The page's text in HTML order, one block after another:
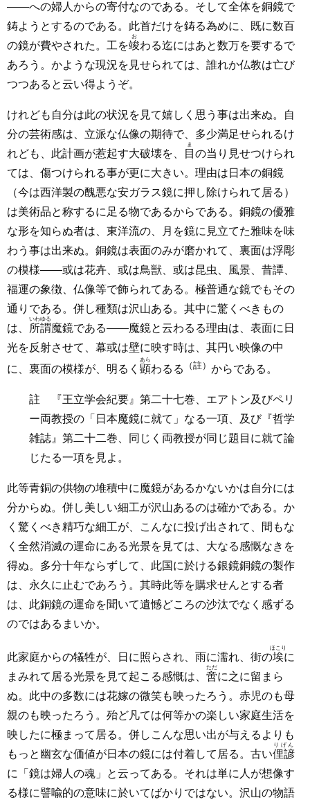
――への婦人からの寄付なのである。そして全体を銅鏡で
鋳ようとするのである。此首だけを鋳る為めに、既に数百
の鏡が費やされた。工を竣
お
わる迄にはあと数万を要するで
あろう。かような現況を見せられては、誰れか仏教は亡び
つつあると云い得ようぞ。
けれども自分は此の状況を見て嬉しく思う事は出来ぬ。自
分の芸術感は、立派な仏像の期待で、多少満足せられるけ
れども、此計画が惹起す大破壊を、
目
ま
の当り見せつけられ
ては、傷つけられる事が更に大きい。理由は日本の銅鏡
（今は西洋製の醜悪な安ガラス鏡に押し除けられて居る）
は美術品と称するに足る物であるからである。銅鏡の優雅
な形を知らぬ者は、東洋流の、月を鏡に見立てた雅味を味
わう事は出来ぬ。銅鏡は表面のみが磨かれて、裏面は浮彫
の模様――或は花卉、或は鳥獣、或は昆虫、風景、昔譚、
福運の象徴、仏像等で飾られてある。極普通な鏡でもその
通りである。併し種類は沢山ある。其中に驚くべきもの
は、 所謂
いわゆる
魔鏡である――魔鏡と云わるる理由は、表面に日
光を反射させて、幕或は壁に映す時は、其円い映像の中
に、裏面の模様が、明るく 顕
あら
わるる （註） からである。
註 『王立学会紀要』第二十七巻、エアトン及びペリ
ー両教授の「日本魔鏡に就て」なる一項、及び『哲学
雑誌』第二十二巻、同じく両教授が同じ題目に就て論
じたる一項を見よ。
此等青銅の供物の堆積中に魔鏡があるかないかは自分には
分からぬ。併し美しい細工が沢山あるのは確かである。か
く驚くべき精巧な細工が、こんなに投げ出されて、間もな
く全然消滅の運命にある光景を見ては、大なる感慨なきを
得ぬ。多分十年ならずして、此国に於ける銀鏡銅鏡の製作
は、永久に止むであろう。其時此等を購求せんとする者
は、此銅鏡の運命を聞いて遺憾どころの沙汰でなく感ずる
のではあるまいか。
此家庭からの犠牲が、日に照らされ、雨に濡れ、街の埃
ほこり
に
まみれて居る光景を見て起こる感慨は、 啻
ただ
に之に留まら
ぬ。此中の多数には花嫁の微笑も映ったろう。赤児のも母
親のも映ったろう。殆ど凡ては何等かの楽しい家庭生活を
映したに極まって居る。併しこんな思い出が与えるよりも
もっと幽玄な価値が日本の鏡には付着して居る。古い俚諺
りげん
に「鏡は婦人の魂」と云ってある。それは単に人が想像す
る様に譬喩的の意味に於いてばかりではない。沢山の物語